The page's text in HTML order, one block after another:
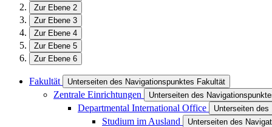
Zur Ebene 2
Zur Ebene 3
Zur Ebene 4
Zur Ebene 5
Zur Ebene 6
Fakultät Unterseiten des Navigationspunktes Fakultät
Zentrale Einrichtungen Unterseiten des
Departmental International Office Unterseiten
Studium im Ausland Unterseiten des